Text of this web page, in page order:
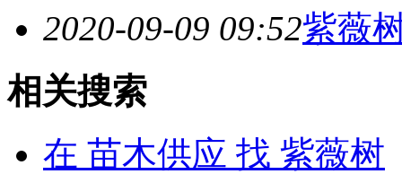
2020-09-09 09:52紫薇
相关搜索
在 苗木供应 找 紫薇树